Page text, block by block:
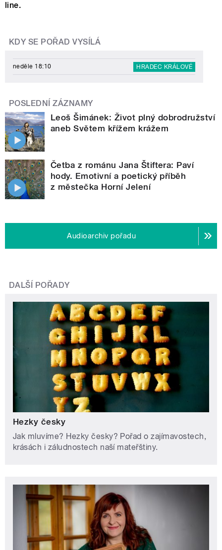
line.
KDY SE POŘAD VYSÍLÁ
neděle 18:10 HRADEC KRÁLOVÉ
POSLEDNÍ ZÁZNAMY
Leoš Šimánek: Život plný dobrodružství
aneb Světem křížem krážem
Četba z románu Jana Štiftera: Paví
hody. Emotivní a poetický příběh
z městečka Horní Jelení
Audioarchiv pořadu
DALŠÍ POŘADY
Hezky česky
Jak mluvíme? Hezky česky? Pořad o zajímavostech,
krásách i záludnostech naší mateřštiny.